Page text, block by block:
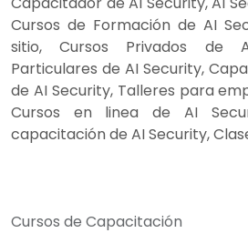
Cursos de Formación de AI
sitio, Cursos Privados de
Particulares de AI Security,
de AI Security, Talleres para
Cursos en linea de AI
capacitación de AI Security,
Cursos de Capacitación